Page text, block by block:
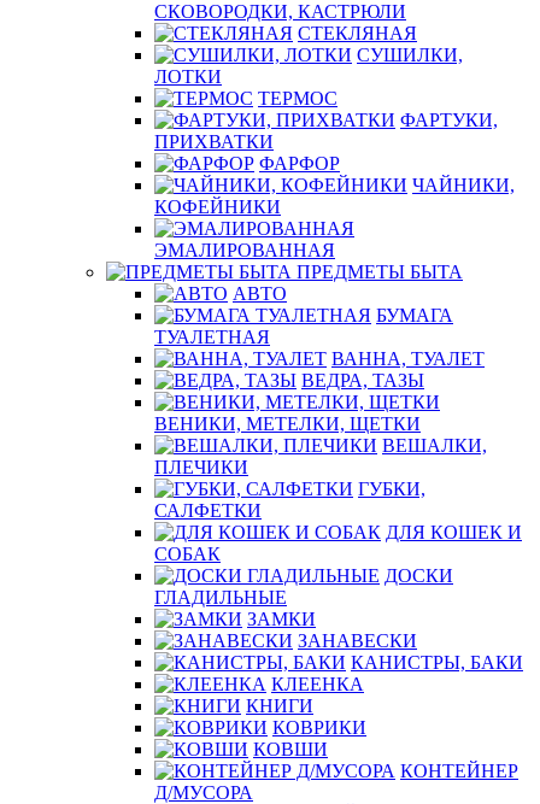
СКОВОРОДКИ, КАСТРЮЛИ
СТЕКЛЯНАЯ
СУШИЛКИ,
ЛОТКИ
ТЕРМОС
ФАРТУКИ,
ПРИХВАТКИ
ФАРФОР
ЧАЙНИКИ,
КОФЕЙНИКИ
ЭМАЛИРОВАННАЯ
ПРЕДМЕТЫ БЫТА
АВТО
БУМАГА
ТУАЛЕТНАЯ
ВАННА, ТУАЛЕТ
ВЕДРА, ТАЗЫ
ВЕНИКИ, МЕТЕЛКИ, ЩЕТКИ
ВЕШАЛКИ,
ПЛЕЧИКИ
ГУБКИ,
САЛФЕТКИ
ДЛЯ КОШЕК И
СОБАК
ДОСКИ
ГЛАДИЛЬНЫЕ
ЗАМКИ
ЗАНАВЕСКИ
КАНИСТРЫ, БАКИ
КЛЕЕНКА
КНИГИ
КОВРИКИ
КОВШИ
КОНТЕЙНЕР
Д/МУСОРА